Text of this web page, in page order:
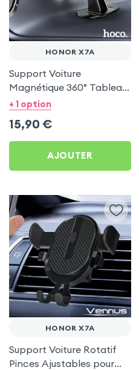
HONOR X7A
Support Voiture
Magnétique 360° Tableau
de bord Hoco pour Honor
+ 1 option
15,90 €
AJOUTER
HONOR X7A
Support Voiture Rotatif
Pinces Ajustables pour